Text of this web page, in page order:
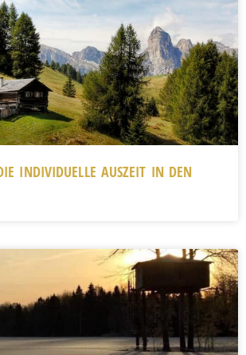
INDIVIDUELLE AUSZEIT IN DEN